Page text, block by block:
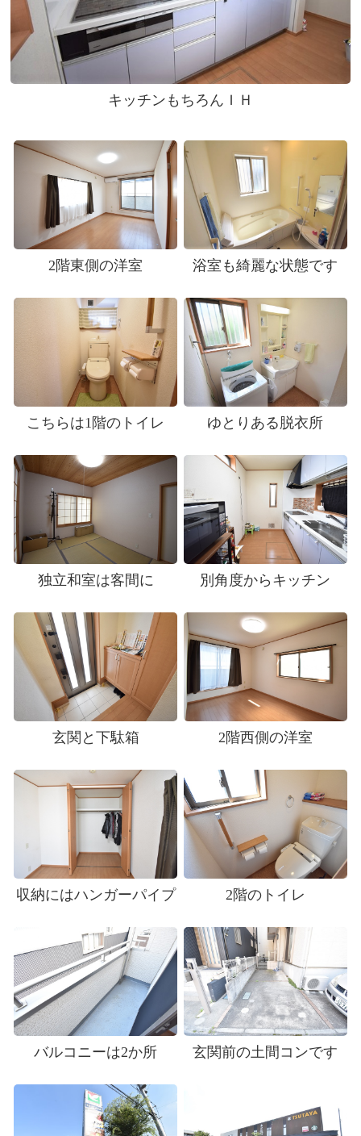
キッチンもちろんＩＨ
2階東側の洋室 浴室も綺麗な状態です
こちらは1階のトイレ ゆとりある脱衣所
独立和室は客間に 別角度からキッチン
玄関と下駄箱 2階西側の洋室
収納にはハンガーパイプ 2階のトイレ
バルコニーは2か所 玄関前の土間コンです